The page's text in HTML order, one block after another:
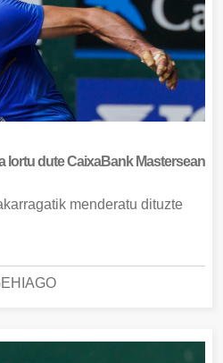
lortu dute CaixaBank Mastersean
menderatu dituzte